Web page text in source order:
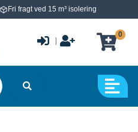
Fri fragt ved 15 m³ isolering
|
0